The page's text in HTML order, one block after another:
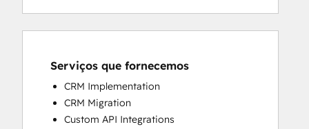
Serviços que fornecemos
CRM Implementation
CRM Migration
Custom API Integrations